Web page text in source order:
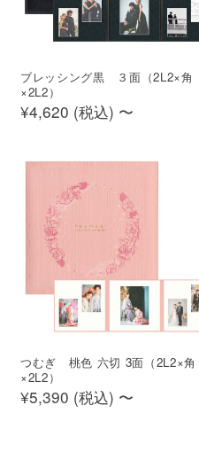
ブレッシング黒 ３面（2L2×角
×2L2）
¥4,620 (税込) 〜
つむぎ 桃色 六切 3面（2L2×角
×2L2）
¥5,390 (税込) 〜